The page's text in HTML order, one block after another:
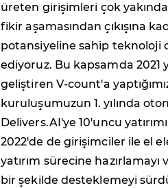
üreten girişimleri çok
fikir aşamasından çıkışına
potansiyeline sahip teknoloji
ediyoruz. Bu kapsamda 2021
geliştiren V-count'a
kuruluşumuzun 1. yılında
Delivers.AI'ye 10'uncu
2022'de de girişimciler ile el
yatırım sürecine
bir şekilde desteklemeyi